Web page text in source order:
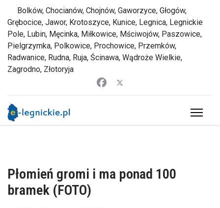
Bolków, Chocianów, Chojnów, Gaworzyce, Głogów,
Grębocice, Jawor, Krotoszyce, Kunice, Legnica, Legnickie
Pole, Lubin, Męcinka, Miłkowice, Mściwojów, Paszowice,
Pielgrzymka, Polkowice, Prochowice, Przemków,
Radwanice, Rudna, Ruja, Ścinawa, Wądroże Wielkie,
Zagrodno, Złotoryja
Płomień gromi i ma ponad 100
bramek (FOTO)